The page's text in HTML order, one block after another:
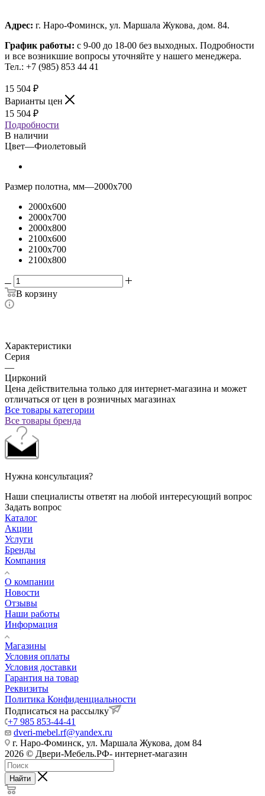
Адрес: г. Наро-Фоминск, ул. Маршала Жукова, дом. 84.
График работы: с 9-00 до 18-00 без выходных. Подробности
и все возникшие вопросы уточняйте у нашего менеджера.
Тел.: +7 (985) 853 44 41
15 504 ₽
Варианты цен
15 504 ₽
Подробности
В наличии
Цвет—Фиолетовый
Размер полотна, мм—2000x700
2000x600
2000x700
2000x800
2100x600
2100x700
2100x800
В корзину
Характеристики
Серия
—
Цирконий
Цена действительна только для интернет-магазина и может
отличаться от цен в розничных магазинах
Все товары категории
Все товары бренда
Нужна консультация?
Наши специалисты ответят на любой интересующий вопрос
Задать вопрос
Каталог
Акции
Услуги
Бренды
Компания
О компании
Новости
Отзывы
Наши работы
Информация
Магазины
Условия оплаты
Условия доставки
Гарантия на товар
Реквизиты
Политика Конфиденциальности
Подписаться на рассылку
+7 985 853-44-41
dveri-mebel.rf@yandex.ru
г. Наро-Фоминск, ул. Маршала Жукова, дом 84
2026 © Двери-Мебель.РФ- интернет-магазин
Найти